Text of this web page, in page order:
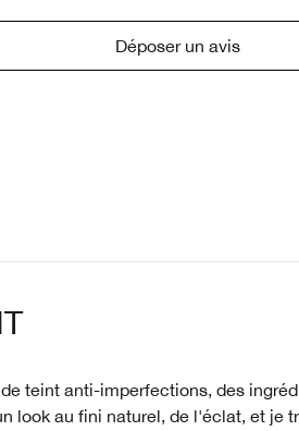
Déposer un avis
teint anti-imperfections, des
look au fini naturel, de l'éclat, et je